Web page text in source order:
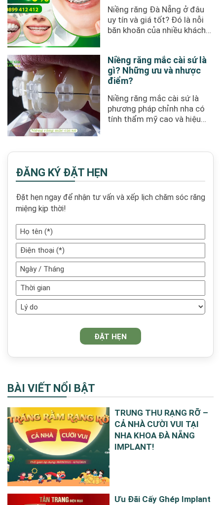
Niềng răng Đà Nẵng ở đâu
uy tín và giá tốt? Đó là nỗi
băn khoăn của nhiều khách
Niềng răng mắc cài sứ là
gì? Những ưu và nhược
điểm?
Niềng răng mắc cài sứ là
phương pháp chỉnh nha có
tính thẩm mỹ cao và hiệu
ĐĂNG KÝ ĐẶT HẸN
Đặt hẹn ngay để nhận tư vấn và xếp lịch chăm sóc răng
miệng kịp thời!
BÀI VIẾT NỔI BẬT
TRUNG THU RẠNG RỠ –
CẢ NHÀ CƯỜI VUI TẠI
NHA KHOA ĐÀ NẴNG
IMPLANT!
Ưu Đãi Cấy Ghép Implant